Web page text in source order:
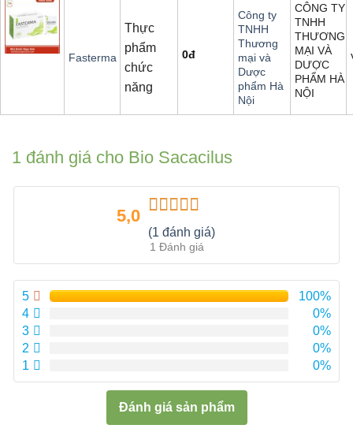
Fasterma
Thực
phẩm
chức
năng
0đ
Công ty
TNHH
Thương
mại và
Dược
phẩm Hà
Nội
CÔNG TY
TNHH
THƯƠNG
MẠI VÀ
DƯỢC
PHẨM HÀ
NỘI
1 đánh giá cho Bio Sacacilus
5,0
Được xếp
hạng 5.00
sao
(1 đánh giá)
1 Đánh giá
5
100%
4
0%
3
0%
2
0%
1
0%
Đánh giá sản phẩm